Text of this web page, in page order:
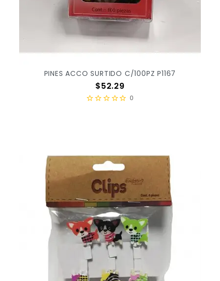
PINES ACCO SURTIDO C/100PZ P1167
Precio
$52.29
0